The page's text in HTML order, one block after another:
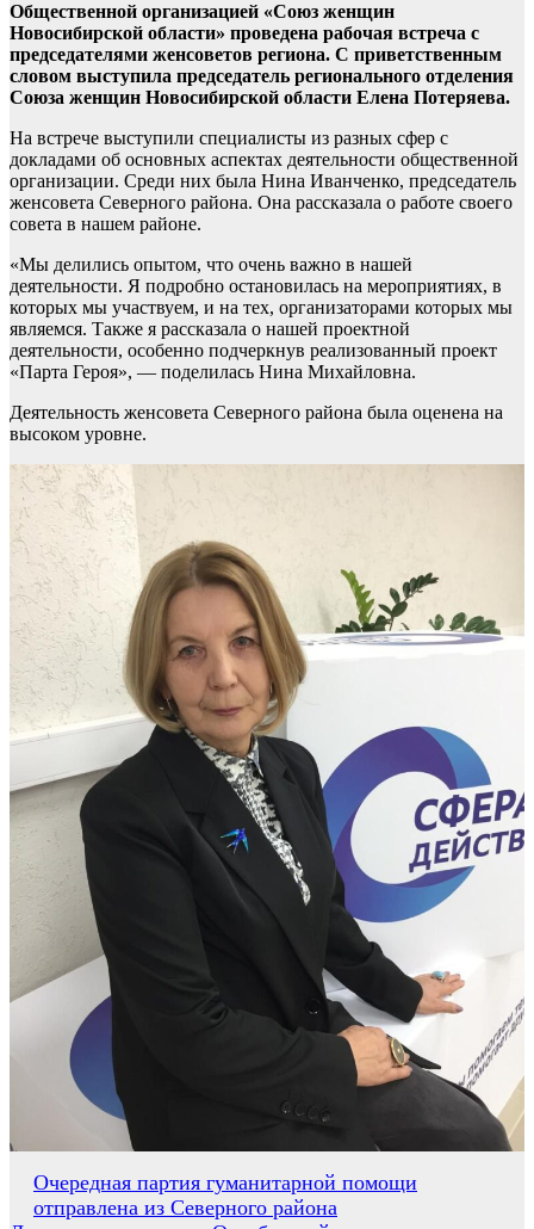
Общественной организацией «Союз женщин
Новосибирской области» проведена рабочая встреча с
председателями женсоветов региона. С приветственным
словом выступила председатель регионального отделения
Союза женщин Новосибирской области Елена Потеряева.
На встрече выступили специалисты из разных сфер с
докладами об основных аспектах деятельности общественной
организации. Среди них была Нина Иванченко, председатель
женсовета Северного района. Она рассказала о работе своего
совета в нашем районе.
«Мы делились опытом, что очень важно в нашей
деятельности. Я подробно остановилась на мероприятиях, в
которых мы участвуем, и на тех, организаторами которых мы
являемся. Также я рассказала о нашей проектной
деятельности, особенно подчеркнув реализованный проект
«Парта Героя», — поделилась Нина Михайловна.
Деятельность женсовета Северного района была оценена на
высоком уровне.
Навигация
по
Очередная партия гуманитарной помощи
отправлена из Северного района